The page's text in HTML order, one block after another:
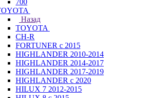
700
Назад
TOYOTA
CH-R
FORTUNER с 2015
HIGHLANDER 2010-2014
HIGHLANDER 2014-2017
HIGHLANDER 2017-2019
HIGHLANDER с 2020
HILUX 7 2012-2015